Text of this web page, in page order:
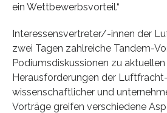
ein Wettbewerbsvorteil.“
Interessensvertreter/-innen der
zwei Tagen zahlreiche Tandem-
Podiumsdiskussionen zu
Herausforderungen der
wissenschaftlicher und
Vorträge greifen verschiedene